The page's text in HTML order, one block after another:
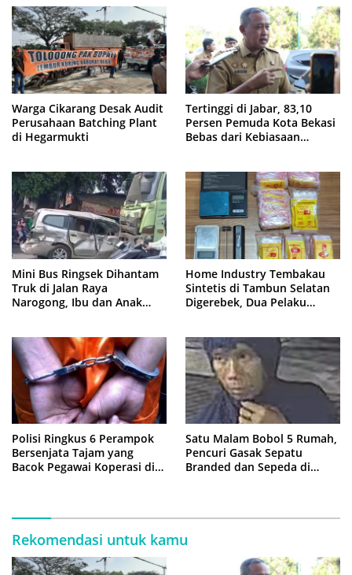
Warga Cikarang Desak Audit
Perusahaan Batching Plant
di Hegarmukti
Tertinggi di Jabar, 83,10
Persen Pemuda Kota Bekasi
Bebas dari Kebiasaan
Mini Bus Ringsek Dihantam
Truk di Jalan Raya
Narogong, Ibu dan Anak
Home Industry Tembakau
Sintetis di Tambun Selatan
Digerebek, Dua Pelaku
Polisi Ringkus 6 Perampok
Bersenjata Tajam yang
Bacok Pegawai Koperasi di
Satu Malam Bobol 5 Rumah,
Pencuri Gasak Sepatu
Branded dan Sepeda di
Rekomendasi untuk kamu